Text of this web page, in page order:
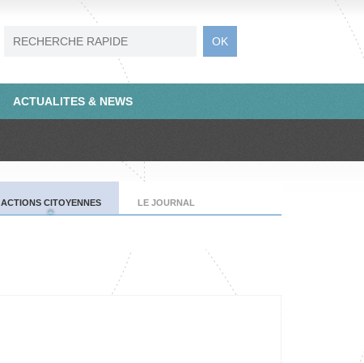
ACTUALITES & NEWS
ACTIONS CITOYENNES LE JOURNAL